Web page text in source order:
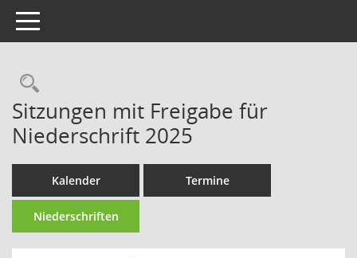
Toggle navigation
Rechercheauswahl
Sitzungen mit Freigabe für
Niederschrift 2025
Kalender Termine
Niederschriften